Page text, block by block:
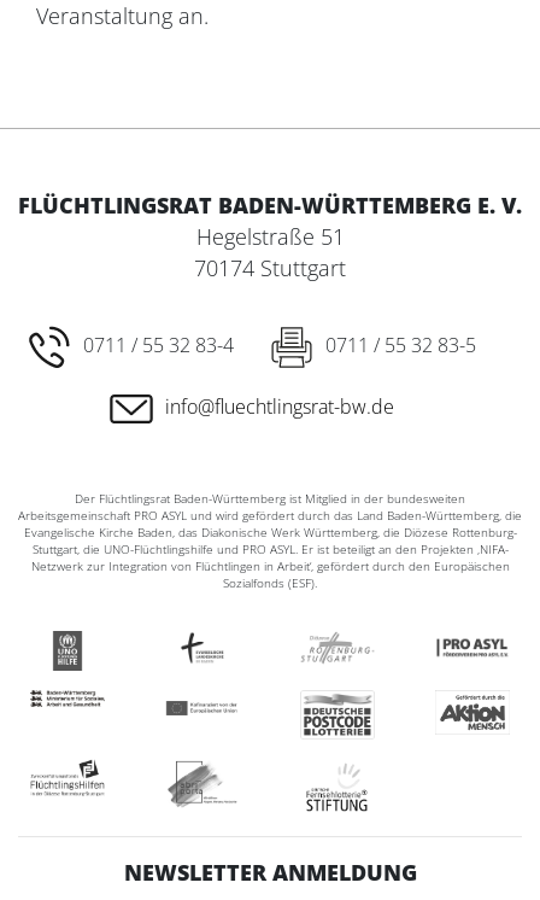
Veranstaltung an.
FLÜCHTLINGSRAT BADEN-WÜRTTEMBERG E. V.
Hegelstraße 51
70174 Stuttgart
0711 / 55 32 83-4 0711 / 55 32 83-5
info@fluechtlingsrat-bw.de
Der Flüchtlingsrat Baden-Württemberg ist Mitglied in der bundesweiten
Arbeitsgemeinschaft PRO ASYL und wird gefördert durch das Land Baden-Württemberg, die
Evangelische Kirche Baden, das Diakonische Werk Württemberg, die Diözese Rottenburg-
Stuttgart, die UNO-Flüchtlingshilfe und PRO ASYL. Er ist beteiligt an den Projekten ‚NIFA-
Netzwerk zur Integration von Flüchtlingen in Arbeit‘, gefördert durch den Europäischen
Sozialfonds (ESF).
NEWSLETTER ANMELDUNG